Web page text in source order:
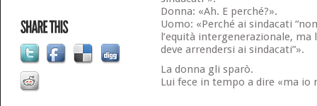
Donna: «Ah. E perché?».
Uomo: «Perché ai sindacati
l’equità intergenerazionale, ma
deve arrendersi ai sindacati”».
La donna gli sparò.
Lui fece in tempo a dire «ma io